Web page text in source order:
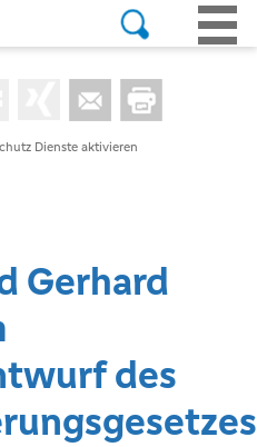
Dienste aktivieren
Gerhard
des